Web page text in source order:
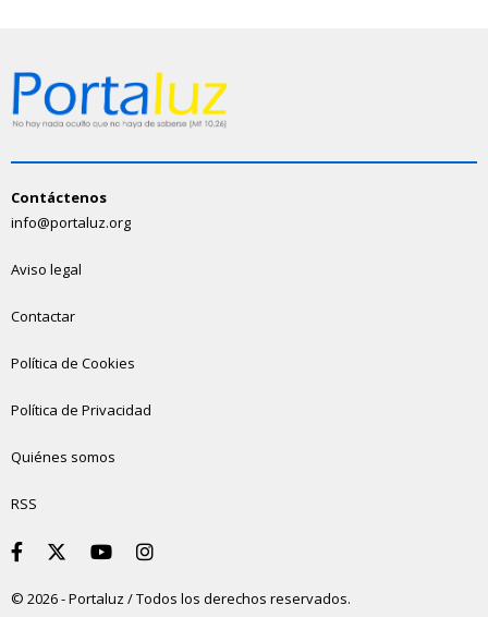
Contáctenos
info@portaluz.org
Aviso legal
Contactar
Política de Cookies
Política de Privacidad
Quiénes somos
RSS
© 2026 - Portaluz / Todos los derechos reservados.